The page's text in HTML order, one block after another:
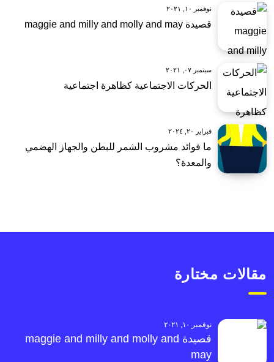
نوفمبر ١٠, ٢٠٢١
قصيدة maggie and milly and molly and may
سبتمبر ٠٧, ٢٠٢١
الحركات الاجتماعية كظاهرة اجتماعية
فبراير ٢٠, ٢٠٢٤
ما فوائد مشروب الشمر للبطن والجهاز الهضمي
والمعدة؟
مقالات مختارة
نوفمبر ١٠, ٢٠٢١
قصيدة maggie and milly and molly and
may